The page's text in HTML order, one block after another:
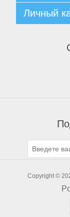
Уведомление о
О нас
Новости
Блог
Список
Личный
Заявка на
Copyright ©